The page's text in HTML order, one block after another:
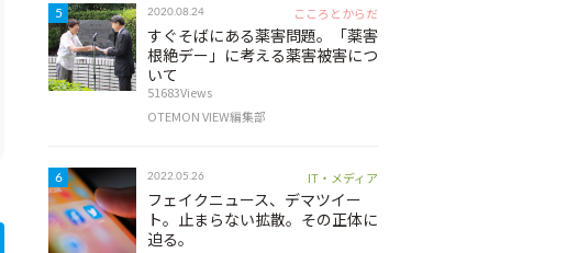
5 2020.08.24 こころとからだ
すぐそばにある薬害問題。「薬害
根絶デー」に考える薬害被害につ
いて
51683Views
OTEMON VIEW編集部
6 2022.05.26 IT・メディア
フェイクニュース、デマツイー
ト。止まらない拡散。その正体に
迫る。